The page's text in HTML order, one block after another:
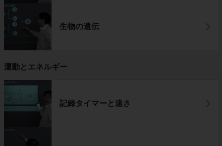
生物の遺伝
運動とエネルギー
記録タイマーと速さ